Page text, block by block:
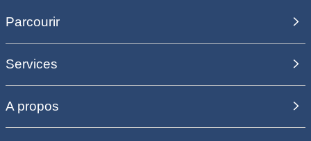
Parcourir
Services
A propos